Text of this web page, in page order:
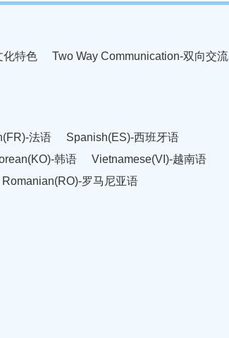
化特色 Two Way Communication-双向交流
法语
Spanish(ES)-西班牙语
韩语
Vietnamese(VI)-越南语
Romanian(RO)-罗马尼亚语